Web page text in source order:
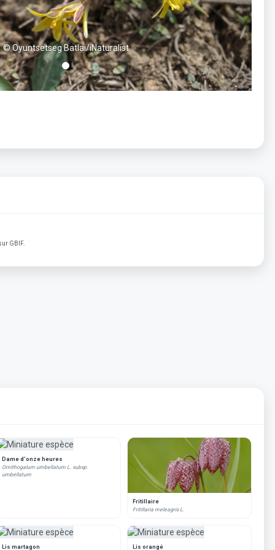
© Oyuntsetseg Batlai/iNaturalist
GBIF.
Dame d'onze heures
Ornithogalum umbellatum L. subsp.
umbellatum
Fritillaire
Fritillaria meleagris L.
Lis martagon Lis orangé